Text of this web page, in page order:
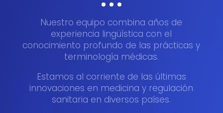
Nuestro equipo combina años de
experiencia lingüística con el
conocimiento profundo de las prácticas y
terminología médicas.
Estamos al corriente de las últimas
innovaciones en medicina y regulación
sanitaria en diversos países.